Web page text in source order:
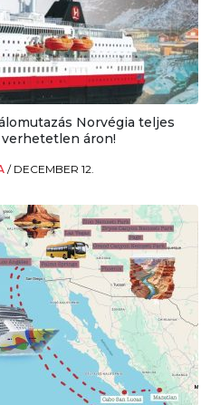
Norvégia teljes
áron!
/ DECEMBER 12.